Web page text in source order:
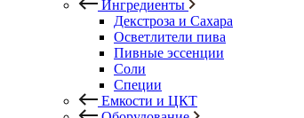
Ингредиенты
Декстроза и Сахара
Осветлители пива
Пивные эссенции
Соли
Специи
Емкости и ЦКТ